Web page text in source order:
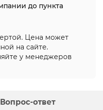
до пункта
Цена может
на сайте.
у менеджеров
Вопрос-ответ